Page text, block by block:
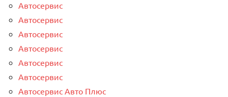
Автосервис
Автосервис
Автосервис
Автосервис
Автосервис
Автосервис
Автосервис Авто Плюс